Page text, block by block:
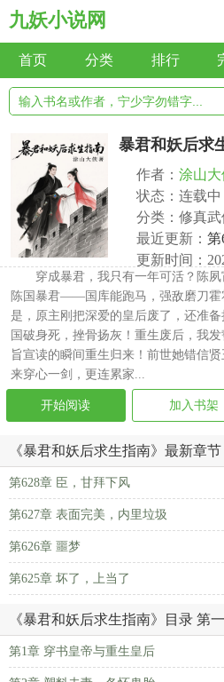
九妖小说网
首页 分类 排行
暴君和妖后求
作者： 涂山大
状态：连载中
分类：修真武
最近更新： 第
更新时间：
穿成暴君，我只有一年可活？陈
陈国暴君——国库能跑马，强敌磨刀霍
是，原主刚把深爱的皇后废了，还准
国破身死，挫骨扬灰！重生废后，我
旨宣读的瞬间重生归来！前世她错信
来穿心一剑，更连累家...
开始阅读 加入书架
《暴君和妖后求生指南》最新章节
第628章 臣，甘拜下风
第627章 表面完美，内里垃圾
第626章 噩梦
第625章 坏了，上当了
《暴君和妖后求生指南》目录 第
第1章 穿书皇帝与重生皇后